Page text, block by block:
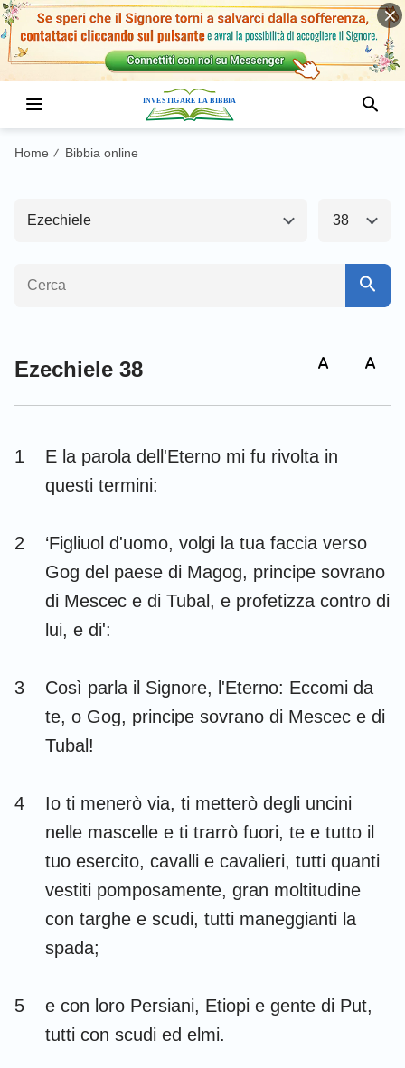
Home / Bibbia online
Ezechiele
Antico Testamento1 Nuovo Testamento
Genesi
Deuteronomio
Ester Giobbe
Ecclesiaste Cantici
Isaia Geremia
Lamentazioni
Abdia
Habacuc Sofonia
Aggeo Zaccaria
Malachia
38
Ezechiele 38
1
E la parola dell'Eterno mi fu rivolta in
questi termini:
2
‘Figliuol d'uomo, volgi la tua faccia verso
Gog del paese di Magog, principe sovrano
di Mescec e di Tubal, e profetizza contro di
lui, e di':
3
Così parla il Signore, l'Eterno: Eccomi da
te, o Gog, principe sovrano di Mescec e di
Tubal!
4
Io ti menerò via, ti metterò degli uncini
nelle mascelle e ti trarrò fuori, te e tutto il
tuo esercito, cavalli e cavalieri, tutti quanti
vestiti pomposamente, gran moltitudine
con targhe e scudi, tutti maneggianti la
spada;
5
e con loro Persiani, Etiopi e gente di Put,
tutti con scudi ed elmi.